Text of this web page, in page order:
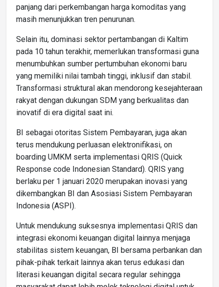
panjang dari perkembangan harga komoditas yang
masih menunjukkan tren penurunan.
Selain itu, dominasi sektor pertambangan di Kaltim
pada 10 tahun terakhir, memerlukan transformasi guna
menumbuhkan sumber pertumbuhan ekonomi baru
yang memiliki nilai tambah tinggi, inklusif dan stabil.
Transformasi struktural akan mendorong kesejahteraan
rakyat dengan dukungan SDM yang berkualitas dan
inovatif di era digital saat ini.
BI sebagai otoritas Sistem Pembayaran, juga akan
terus mendukung perluasan elektronifikasi, on
boarding UMKM serta implementasi QRIS (Quick
Response code Indonesian Standard). QRIS yang
berlaku per 1 januari 2020 merupakan inovasi yang
dikembangkan BI dan Asosiasi Sistem Pembayaran
Indonesia (ASPI).
Untuk mendukung suksesnya implementasi QRIS dan
integrasi ekonomi keuangan digital lainnya menjaga
stabilitas sistem keuangan, BI bersama perbankan dan
pihak-pihak terkait lainnya akan terus edukasi dan
literasi keuangan digital secara regular sehingga